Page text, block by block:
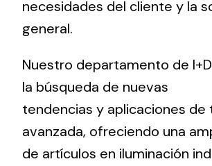
Iluminación Solar
Variedad de soluciones solares para
de necesidades.
necesidades del cliente y la
general.
Nuestro departamento de
la búsqueda de nuevas
tendencias y aplicaciones de
avanzada, ofreciendo una
de artículos en iluminación